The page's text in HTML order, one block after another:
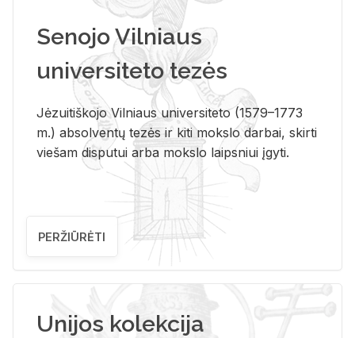
Senojo Vilniaus
universiteto tezės
Jėzuitiškojo Vilniaus universiteto (1579–1773
m.) absolventų tezės ir kiti mokslo darbai, skirti
viešam disputui arba mokslo laipsniui įgyti.
PERŽIŪRĖTI
Unijos kolekcija